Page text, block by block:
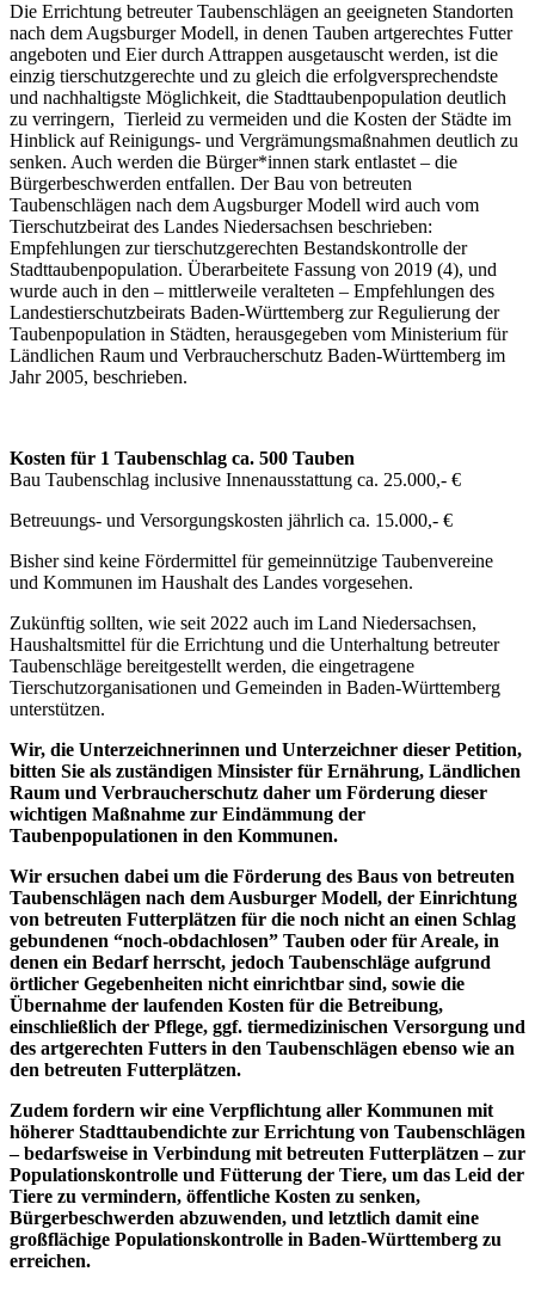
Die Errichtung betreuter Taubenschlägen an geeigneten Standorten
nach dem Augsburger Modell, in denen Tauben artgerechtes Futter
angeboten und Eier durch Attrappen ausgetauscht werden, ist die
einzig tierschutzgerechte und zu gleich die erfolgversprechendste
und nachhaltigste Möglichkeit, die Stadttaubenpopulation deutlich
zu verringern, Tierleid zu vermeiden und die Kosten der Städte im
Hinblick auf Reinigungs- und Vergrämungsmaßnahmen deutlich zu
senken. Auch werden die Bürger*innen stark entlastet – die
Bürgerbeschwerden entfallen. Der Bau von betreuten
Taubenschlägen nach dem Augsburger Modell wird auch vom
Tierschutzbeirat des Landes Niedersachsen beschrieben:
Empfehlungen zur tierschutzgerechten Bestandskontrolle der
Stadttaubenpopulation. Überarbeitete Fassung von 2019 (4), und
wurde auch in den – mittlerweile veralteten – Empfehlungen des
Landestierschutzbeirats Baden-Württemberg zur Regulierung der
Taubenpopulation in Städten, herausgegeben vom Ministerium für
Ländlichen Raum und Verbraucherschutz Baden-Württemberg im
Jahr 2005, beschrieben.
Kosten für 1 Taubenschlag ca. 500 Tauben
Bau Taubenschlag inclusive Innenausstattung ca. 25.000,- €
Betreuungs- und Versorgungskosten jährlich ca. 15.000,- €
Bisher sind keine Fördermittel für gemeinnützige Taubenvereine
und Kommunen im Haushalt des Landes vorgesehen.
Zukünftig sollten, wie seit 2022 auch im Land Niedersachsen,
Haushaltsmittel für die Errichtung und die Unterhaltung betreuter
Taubenschläge bereitgestellt werden, die eingetragene
Tierschutzorganisationen und Gemeinden in Baden-Württemberg
unterstützen.
Wir, die Unterzeichnerinnen und Unterzeichner dieser Petition,
bitten Sie als zuständigen Minsister für Ernährung, Ländlichen
Raum und Verbraucherschutz daher um Förderung dieser
wichtigen Maßnahme zur Eindämmung der
Taubenpopulationen in den Kommunen.
Wir ersuchen dabei um die Förderung des Baus von betreuten
Taubenschlägen nach dem Ausburger Modell, der Einrichtung
von betreuten Futterplätzen für die noch nicht an einen Schlag
gebundenen “noch-obdachlosen” Tauben oder für Areale, in
denen ein Bedarf herrscht, jedoch Taubenschläge aufgrund
örtlicher Gegebenheiten nicht einrichtbar sind, sowie die
Übernahme der laufenden Kosten für die Betreibung,
einschließlich der Pflege, ggf. tiermedizinischen Versorgung und
des artgerechten Futters in den Taubenschlägen ebenso wie an
den betreuten Futterplätzen.
Zudem fordern wir eine Verpflichtung aller Kommunen mit
höherer Stadttaubendichte zur Errichtung von Taubenschlägen
– bedarfsweise in Verbindung mit betreuten Futterplätzen – zur
Populationskontrolle und Fütterung der Tiere, um das Leid der
Tiere zu vermindern, öffentliche Kosten zu senken,
Bürgerbeschwerden abzuwenden, und letztlich damit eine
großflächige Populationskontrolle in Baden-Württemberg zu
erreichen.